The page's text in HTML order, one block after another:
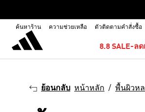
ค้นหาร้าน ความช่วยเหลือ ตัวติดตามคำสั่งซื้อ
8.8 SALE-ล
ย้อนกลับ หน้าหลัก พื้นผิวหล